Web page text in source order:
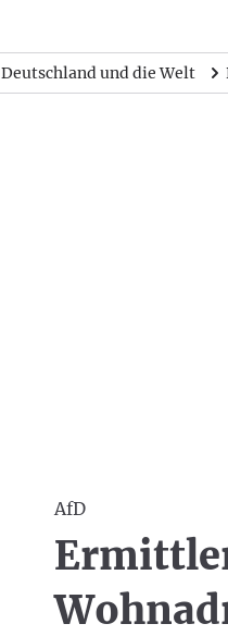
Deutschland und die Welt
AfD